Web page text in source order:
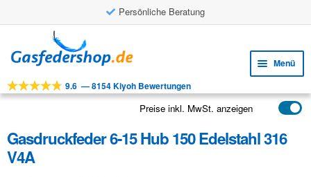
Persönliche Beratung
Navigation
springen
Inhalt
springen
Menü
Werkzeuge
Anwendungen
9.6 —8154 Kiyoh Bewertungen
Preise inkl. MwSt. anzeigen
Gasdruckfeder 6-15 Hub 150 Edelstahl 316
V4A